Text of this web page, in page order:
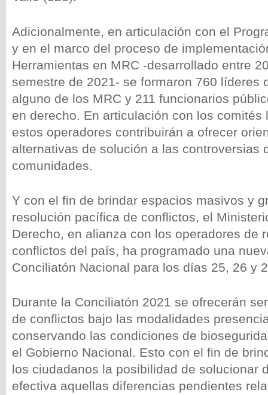
Adicionalmente, en articulación con el
y en el marco del proceso de
Herramientas en MRC -desarrollado entre
semestre de 2021- se formaron 760 líderes
alguno de los MRC y 211 funcionarios
en derecho. En articulación con los comités
estos operadores contribuirán a ofrecer
alternativas de solución a las controversias
comunidades.
Y con el fin de brindar espacios masivos y
resolución pacífica de conflictos, el
Derecho, en alianza con los operadores de
conflictos del país, ha programado una
Conciliatón Nacional para los días 25, 26
Durante la Conciliatón 2021 se ofrecerán
de conflictos bajo las modalidades
conservando las condiciones de
el Gobierno Nacional. Esto con el fin de
los ciudadanos la posibilidad de solucionar
efectiva aquellas diferencias pendientes